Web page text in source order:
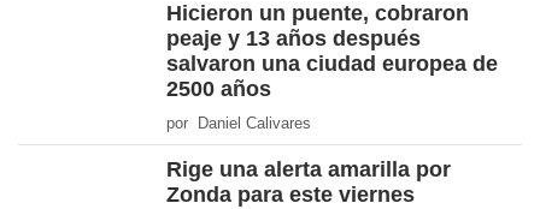
Hicieron un puente, cobraron
peaje y 13 años después
salvaron una ciudad europea de
2500 años
por Daniel Calivares
Rige una alerta amarilla por
Zonda para este viernes